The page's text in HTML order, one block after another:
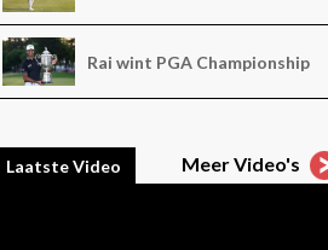
Rai wint PGA Championship
Laatste Video Meer Video's